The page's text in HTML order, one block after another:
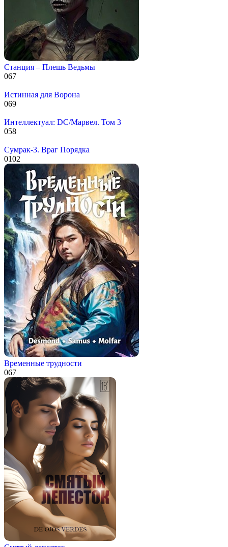
Станция – Плешь Ведьмы
067
Истинная для Ворона
069
Интеллектуал: DC/Марвел. Том 3
058
Сумрак-3. Враг Порядка
0102
Временные трудности
067